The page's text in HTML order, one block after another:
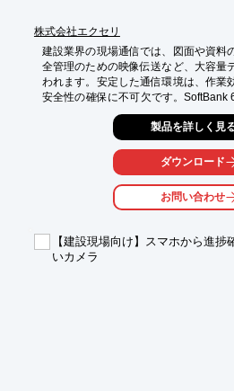
株式会社エクセリ
建設業界の現場通信では、図面や資料
全管理のための映像伝送など、大容量
われます。安定した通信環境は、作業
安全性の確保に不可欠です。SoftBank
高速通信と安定したWi-Fi環境を提供し
【活用シーン】
・現場事務所でのインターネット利用
・重機やクレーンなど、遠隔操作時の
・図面や資料のクラウド共有
【導入の効果】
・作業効率の向上
製品を詳しく見
ダウンロード
お問い合わせ
【建設現場向け】スマホから進
いカメラ